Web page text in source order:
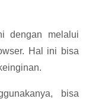
dengan melalui
Hal ini bisa
bisa